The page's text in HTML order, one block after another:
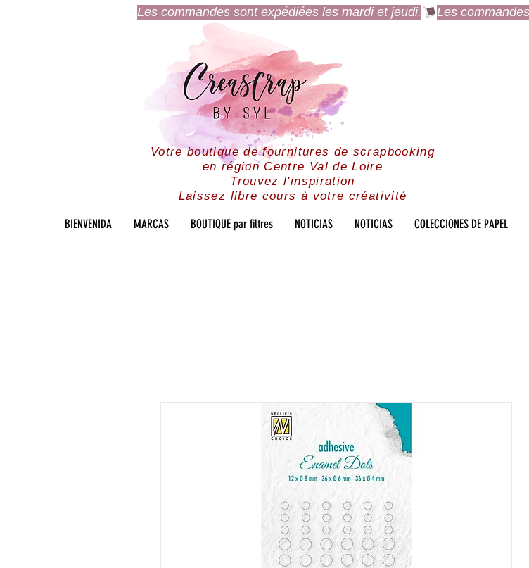
Les commandes sont expédiées les mardi et jeudi.
Votre boutique de fournitures de scrapbooking
en région Centre Val de Loire
Trouvez l'inspiration
Laissez libre cours à votre créativité
BIENVENIDA MARCAS BOUTIQUE par filtres NOTICIAS NOTICIAS COLECCIONES DE PAPEL